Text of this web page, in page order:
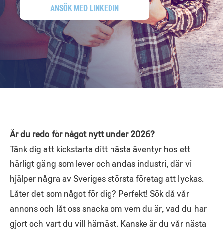
Är du redo för något nytt under 2026?
Tänk dig att kickstarta ditt nästa äventyr hos ett
härligt gäng som lever och andas industri, där vi
hjälper några av Sveriges största företag att lyckas.
Låter det som något för dig? Perfekt! Sök då vår
annons och låt oss snacka om vem du är, vad du har
gjort och vart du vill härnäst. Kanske är du vår nästa
ANSÖK MED LINKEDIN